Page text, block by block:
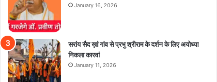
January 16, 2026
सरांय सैद ख़ां गांव से प्रभु श्रीराम के दर्शन के लिए अयोध्या
निकला कारवां
January 11, 2026